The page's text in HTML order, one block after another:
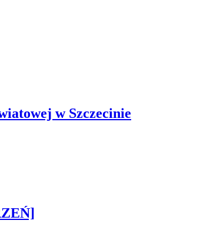
w Szczecinie